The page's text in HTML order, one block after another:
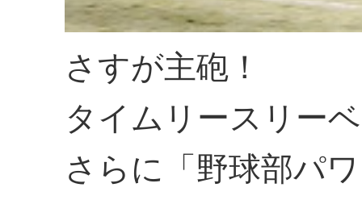
さすが主砲！
タイムリースリー
さらに「野球部パ